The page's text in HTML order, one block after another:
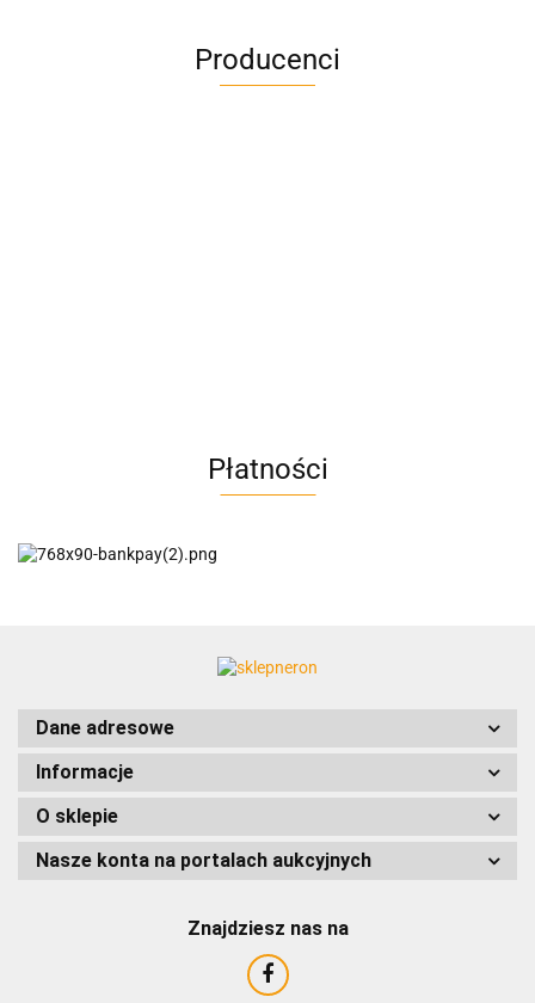
Producenci
AC EasyLine
Płatności
Dane adresowe
Informacje
O sklepie
Nasze konta na portalach aukcyjnych
Znajdziesz nas na